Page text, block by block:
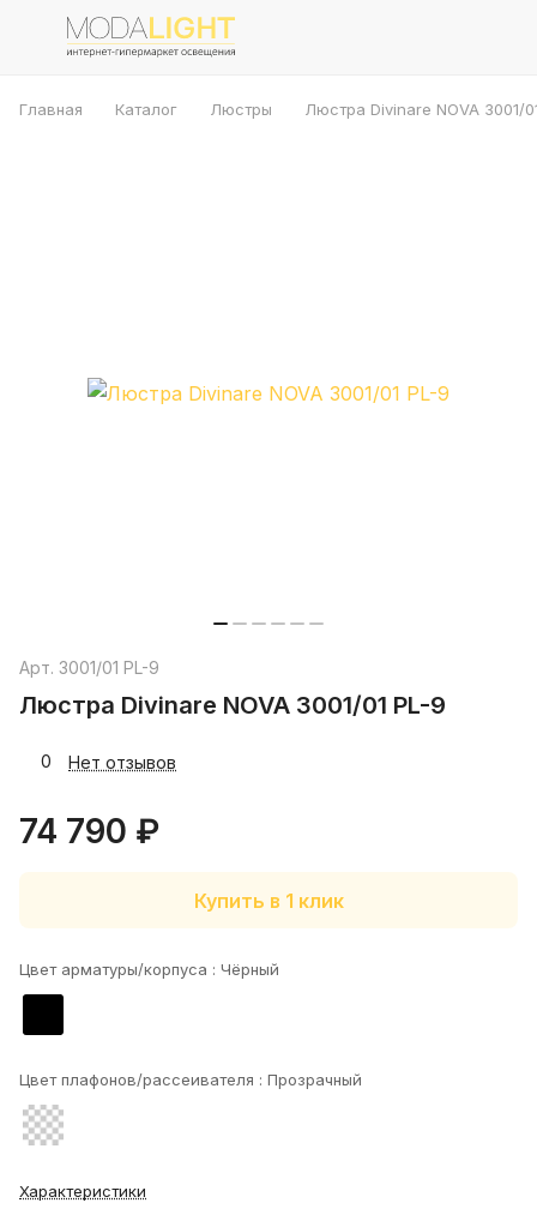
Главная Каталог Люстры Люстра Divinare NOVA 3001/
Арт. 3001/01 PL-9
Люстра Divinare NOVA 3001/01 PL-9
0 Нет отзывов
74 790 ₽
Купить в 1 клик
Цвет арматуры/корпуса : Чёрный
Цвет плафонов/рассеивателя : Прозрачный
Характеристики